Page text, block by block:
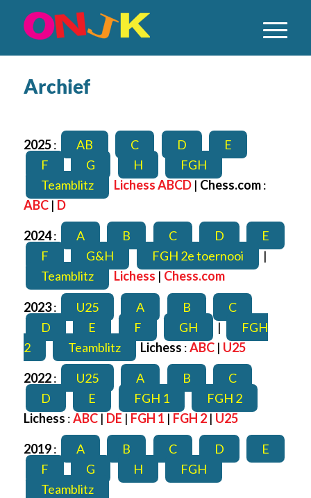
Archief
2025: AB C D
E
F
G H
FGH
Teamblitz
Lichess ABCD| Chess.com:
ABC| D
2024: A B C D
E
F
G&H FGH 2e toernooi
|
Teamblitz
Lichess | Chess.com
2023: U25 A B
C
D
E F GH |
FGH
2
Teamblitz Lichess :ABC | U25
2022: U25 A B
C
D
E FGH 1
FGH 2
Lichess :ABC| DE | FGH 1 | FGH 2| U25
2019: A B C D
E
F
G H
FGH
Teamblitz